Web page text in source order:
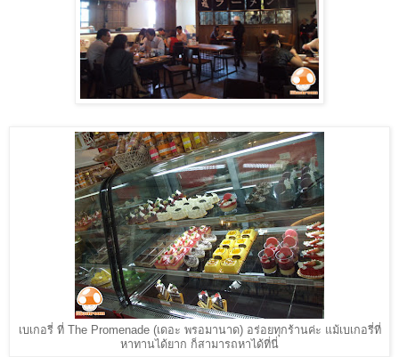
เบเกอรี่ ที่ The Promenade (เดอะ พรอมานาด) อร่อยทุกร้านค่ะ แม้เบเกอรี่ที่
หาทานได้ยาก ก็สามารถหาได้ที่นี่